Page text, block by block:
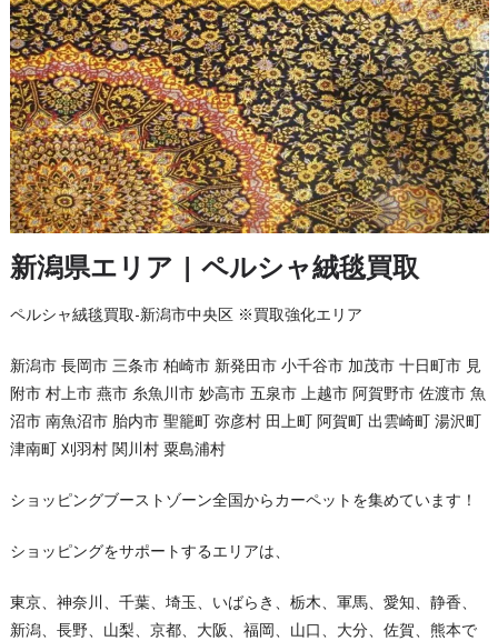
新潟県エリア | ペルシャ絨毯買取
ペルシャ絨毯買取-新潟市中央区 ※買取強化エリア
新潟市 長岡市 三条市 柏崎市 新発田市 小千谷市 加茂市 十日町市 見
附市 村上市 燕市 糸魚川市 妙高市 五泉市 上越市 阿賀野市 佐渡市 魚
沼市 南魚沼市 胎内市 聖籠町 弥彦村 田上町 阿賀町 出雲崎町 湯沢町
津南町 刈羽村 関川村 粟島浦村
ショッピングブーストゾーン全国からカーペットを集めています！
ショッピングをサポートするエリアは、
東京、神奈川、千葉、埼玉、いばらき、栃木、軍馬、愛知、静香、
新潟、長野、山梨、京都、大阪、福岡、山口、大分、佐賀、熊本で